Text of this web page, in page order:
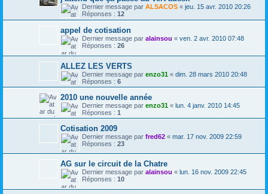
Dernier message par ALSACOS « jeu. 15 avr. 2010 20:26
Réponses : 12
appel de cotisation
Dernier message par alainsou « ven. 2 avr. 2010 07:48
Réponses : 26
ALLEZ LES VERTS
Dernier message par enzo31 « dim. 28 mars 2010 20:48
Réponses : 6
2010 une nouvelle année
Dernier message par enzo31 « lun. 4 janv. 2010 14:45
Réponses : 1
Cotisation 2009
Dernier message par fred62 « mar. 17 nov. 2009 22:59
Réponses : 23
AG sur le circuit de la Chatre
Dernier message par alainsou « lun. 16 nov. 2009 22:45
Réponses : 10